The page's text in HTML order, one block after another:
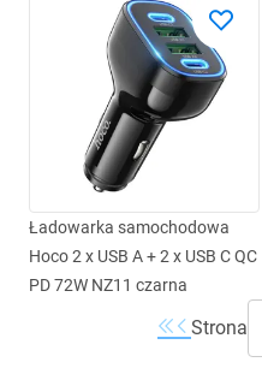
Ładowarka samochodowa
Hoco 2 x USB A + 2 x USB C QC
PD 72W NZ11 czarna
Strona